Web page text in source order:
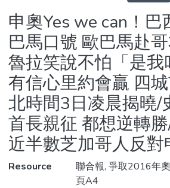
Statistics
申奧Yes we can！巴
巴馬口號 歐巴馬赴
魯拉笑說不怕「是我
有信心里約會贏 四
北時間3日凌晨揭曉/
首長親征 都想逆轉
近半數芝加哥人反對
Resource
聯合報, 爭取2016年
頁A4